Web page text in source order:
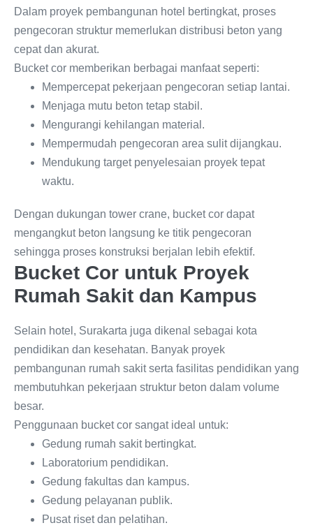
Dalam proyek pembangunan hotel bertingkat, proses
pengecoran struktur memerlukan distribusi beton yang
cepat dan akurat.
Bucket cor memberikan berbagai manfaat seperti:
Mempercepat pekerjaan pengecoran setiap lantai.
Menjaga mutu beton tetap stabil.
Mengurangi kehilangan material.
Mempermudah pengecoran area sulit dijangkau.
Mendukung target penyelesaian proyek tepat
waktu.
Dengan dukungan tower crane, bucket cor dapat
mengangkut beton langsung ke titik pengecoran
sehingga proses konstruksi berjalan lebih efektif.
Bucket Cor untuk Proyek
Rumah Sakit dan Kampus
Selain hotel, Surakarta juga dikenal sebagai kota
pendidikan dan kesehatan. Banyak proyek
pembangunan rumah sakit serta fasilitas pendidikan yang
membutuhkan pekerjaan struktur beton dalam volume
besar.
Penggunaan bucket cor sangat ideal untuk:
Gedung rumah sakit bertingkat.
Laboratorium pendidikan.
Gedung fakultas dan kampus.
Gedung pelayanan publik.
Pusat riset dan pelatihan.